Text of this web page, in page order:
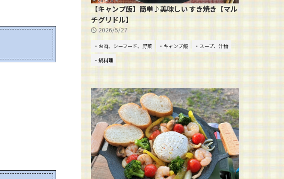
【キャンプ飯】簡単♪美味しい すき焼き【マル
チグリドル】
2026/5/27
・お肉、シーフード、野菜 ・キャンプ飯
・スープ、汁物
・鍋料理